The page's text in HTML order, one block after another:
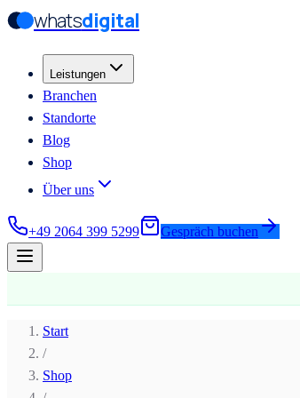
Zum Hauptinhalt springen
Zum Hauptinhalt springen
whatsdigital
Leistungen
Branchen
Standorte
Blog
Shop
Über uns
+49 2064 399 5299 Gespräch buchen
Start
/
Shop